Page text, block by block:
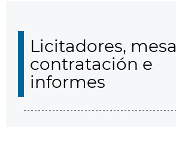
Licitadores,
contratación e
informes